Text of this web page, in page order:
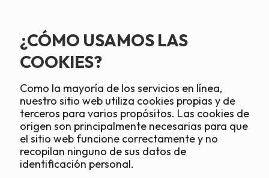
¿CÓMO USAMOS LAS
COOKIES?
Como la mayoría de los servicios en línea,
nuestro sitio web utiliza cookies propias y de
terceros para varios propósitos. Las cookies de
origen son principalmente necesarias para que
el sitio web funcione correctamente y no
recopilan ninguno de sus datos de
identificación personal.